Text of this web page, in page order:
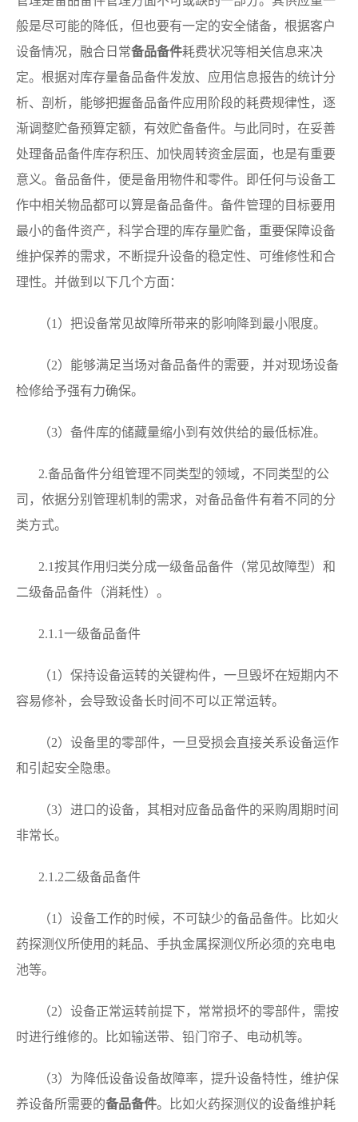
般是尽可能的降低，但也要有一定的安全储备，根据客户
设备情况，融合日常备品备件耗费状况等相关信息来决
定。根据对库存量备品备件发放、应用信息报告的统计分
析、剖析，能够把握备品备件应用阶段的耗费规律性，逐
渐调整贮备预算定额，有效贮备备件。与此同时，在妥善
处理备品备件库存积压、加快周转资金层面，也是有重要
意义。备品备件，便是备用物件和零件。即任何与设备工
作中相关物品都可以算是备品备件。备件管理的目标要用
最小的备件资产，科学合理的库存量贮备，重要保障设备
维护保养的需求，不断提升设备的稳定性、可维修性和合
理性。并做到以下几个方面：
（1）把设备常见故障所带来的影响降到最小限度。
（2）能够满足当场对备品备件的需要，并对现场设备
检修给予强有力确保。
（3）备件库的储藏量缩小到有效供给的最低标准。
2.备品备件分组管理不同类型的领域，不同类型的公
司，依据分别管理机制的需求，对备品备件有着不同的分
类方式。
2.1按其作用归类分成一级备品备件（常见故障型）和
二级备品备件（消耗性）。
2.1.1一级备品备件
（1）保持设备运转的关键构件，一旦毁坏在短期内不
容易修补，会导致设备长时间不可以正常运转。
（2）设备里的零部件，一旦受损会直接关系设备运作
和引起安全隐患。
（3）进口的设备，其相对应备品备件的采购周期时间
非常长。
2.1.2二级备品备件
（1）设备工作的时候，不可缺少的备品备件。比如火
药探测仪所使用的耗品、手执金属探测仪所必须的充电电
池等。
（2）设备正常运转前提下，常常损坏的零部件，需按
时进行维修的。比如输送带、铅门帘子、电动机等。
（3）为降低设备设备故障率，提升设备特性，维护保
养设备所需要的备品备件。比如火药探测仪的设备维护耗